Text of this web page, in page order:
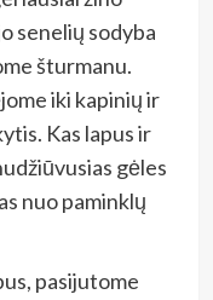
senelių sodyba
šturmanu.
iki kapinių ir
Kas lapus ir
gėles
nuo paminklų
pasijutome